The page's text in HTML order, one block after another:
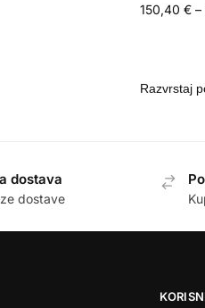
150,40 € –
dostava
dostave